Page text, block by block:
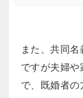
また、共同
ですが夫婦
で、既婚者の